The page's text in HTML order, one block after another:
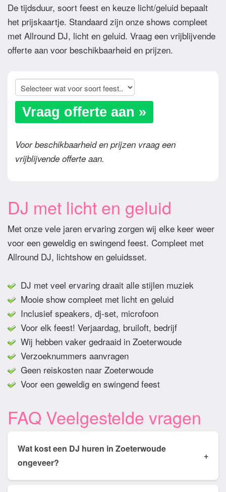
De tijdsduur, soort feest en keuze licht/geluid bepaalt
het prijskaartje. Standaard zijn onze shows compleet
met Allround DJ, licht en geluid. Vraag een vrijblijvende
offerte aan voor beschikbaarheid en prijzen.
Vraag offerte aan »
Voor beschikbaarheid en prijzen vraag een
vrijblijvende offerte aan.
DJ met licht en geluid
Met onze vele jaren ervaring zorgen wij elke keer weer
voor een geweldig en swingend feest. Compleet met
Allround DJ, lichtshow en geluidsset.
DJ met veel ervaring draait alle stijlen muziek
Mooie show compleet met licht en geluid
Inclusief speakers, dj-set, microfoon
Voor elk feest! Verjaardag, bruiloft, bedrijf
Wij hebben vaker gedraaid in Zoeterwoude
Verzoeknummers aanvragen
Geen reiskosten naar Zoeterwoude
Voor een geweldig en swingend feest
FAQ Veelgestelde vragen
Wat kost een DJ huren in Zoeterwoude
ongeveer?
+